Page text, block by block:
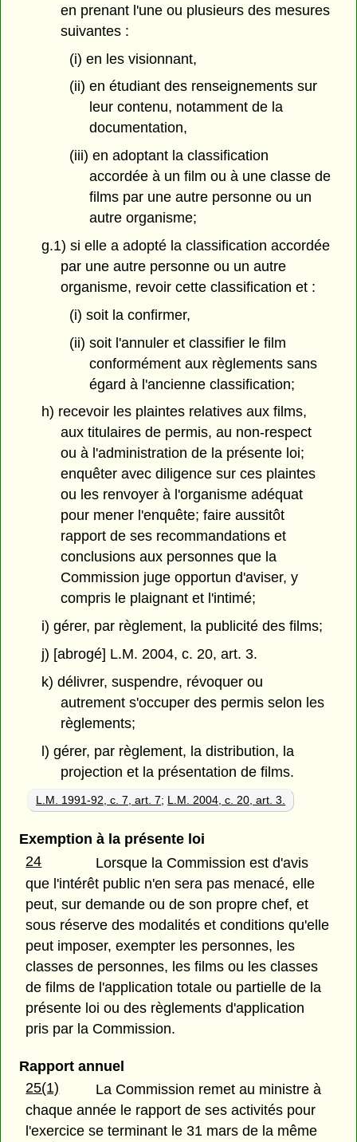
en prenant l'une ou plusieurs des mesures
suivantes :
(i) en les visionnant,
(ii) en étudiant des renseignements sur
leur contenu, notamment de la
documentation,
(iii) en adoptant la classification
accordée à un film ou à une classe de
films par une autre personne ou un
autre organisme;
g.1) si elle a adopté la classification accordée
par une autre personne ou un autre
organisme, revoir cette classification et :
(i) soit la confirmer,
(ii) soit l'annuler et classifier le film
conformément aux règlements sans
égard à l'ancienne classification;
h) recevoir les plaintes relatives aux films,
aux titulaires de permis, au non-respect
ou à l'administration de la présente loi;
enquêter avec diligence sur ces plaintes
ou les renvoyer à l'organisme adéquat
pour mener l'enquête; faire aussitôt
rapport de ses recommandations et
conclusions aux personnes que la
Commission juge opportun d'aviser, y
compris le plaignant et l'intimé;
i) gérer, par règlement, la publicité des films;
j) [abrogé] L.M. 2004, c. 20, art. 3.
k) délivrer, suspendre, révoquer ou
autrement s'occuper des permis selon les
règlements;
l) gérer, par règlement, la distribution, la
projection et la présentation de films.
L.M. 1991-92, c. 7, art. 7; L.M. 2004, c. 20, art. 3.
Exemption à la présente loi
24
Lorsque la Commission est d'avis
que l'intérêt public n'en sera pas menacé, elle
peut, sur demande ou de son propre chef, et
sous réserve des modalités et conditions qu'elle
peut imposer, exempter les personnes, les
classes de personnes, les films ou les classes
de films de l'application totale ou partielle de la
présente loi ou des règlements d'application
pris par la Commission.
Rapport annuel
25(1)
La Commission remet au ministre à
chaque année le rapport de ses activités pour
l'exercice se terminant le 31 mars de la même